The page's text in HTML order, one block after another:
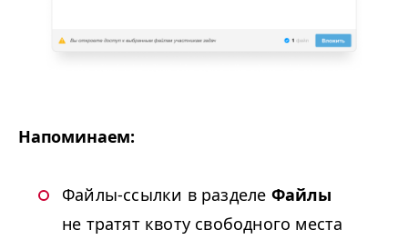
Напоминаем:
Файлы-ссылки в разделе Файлы
не тратят квоту свободного места